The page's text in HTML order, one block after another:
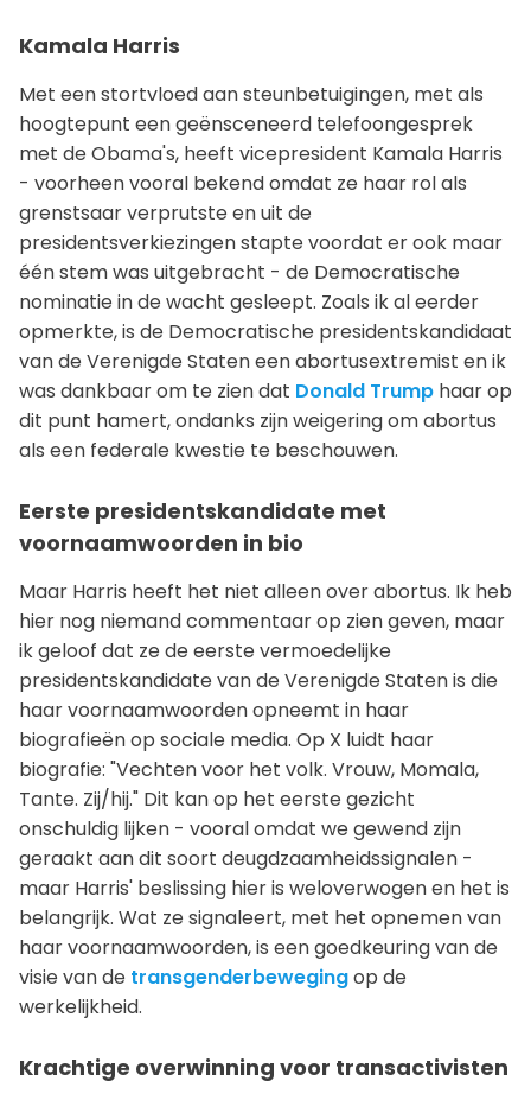
Kamala Harris
Met een stortvloed aan steunbetuigingen, met als
hoogtepunt een geënsceneerd telefoongesprek
met de Obama's, heeft vicepresident Kamala Harris
- voorheen vooral bekend omdat ze haar rol als
grenstsaar verprutste en uit de
presidentsverkiezingen stapte voordat er ook maar
één stem was uitgebracht - de Democratische
nominatie in de wacht gesleept. Zoals ik al eerder
opmerkte, is de Democratische presidentskandidaat
van de Verenigde Staten een abortusextremist en ik
was dankbaar om te zien dat Donald Trump haar op
dit punt hamert, ondanks zijn weigering om abortus
als een federale kwestie te beschouwen.
Eerste presidentskandidate met
voornaamwoorden in bio
Maar Harris heeft het niet alleen over abortus. Ik heb
hier nog niemand commentaar op zien geven, maar
ik geloof dat ze de eerste vermoedelijke
presidentskandidate van de Verenigde Staten is die
haar voornaamwoorden opneemt in haar
biografieën op sociale media. Op X luidt haar
biografie: "Vechten voor het volk. Vrouw, Momala,
Tante. Zij/hij." Dit kan op het eerste gezicht
onschuldig lijken - vooral omdat we gewend zijn
geraakt aan dit soort deugdzaamheidssignalen -
maar Harris' beslissing hier is weloverwogen en het is
belangrijk. Wat ze signaleert, met het opnemen van
haar voornaamwoorden, is een goedkeuring van de
visie van de transgenderbewegingop de
werkelijkheid.
Krachtige overwinning voor transactivisten